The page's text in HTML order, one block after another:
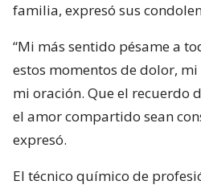
familia, expresó sus
“Mi más sentido pésame a
estos momentos de dolor,
mi oración. Que el recuerdo
el amor compartido sean
expresó.
El técnico químico de